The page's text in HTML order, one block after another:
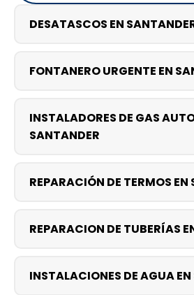
DESATASCOS EN
FONTANERO URGENTE EN
INSTALADORES DE GAS
SANTANDER
REPARACIÓN DE TERMOS EN
REPARACION DE TUBERÍAS
INSTALACIONES DE AGUA